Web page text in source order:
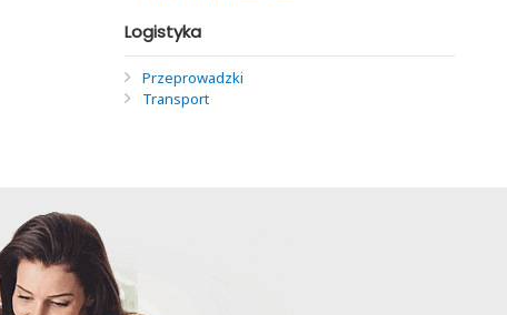
Logistyka
Przeprowadzki
Transport